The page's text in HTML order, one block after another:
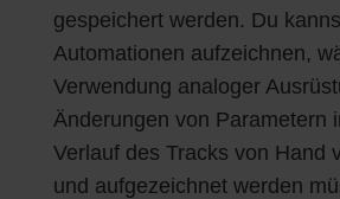
gespeichert werden. Du
Automationen aufzeichnen,
Verwendung analoger
Änderungen von Parametern
Verlauf des Tracks von Hand
und aufgezeichnet werden